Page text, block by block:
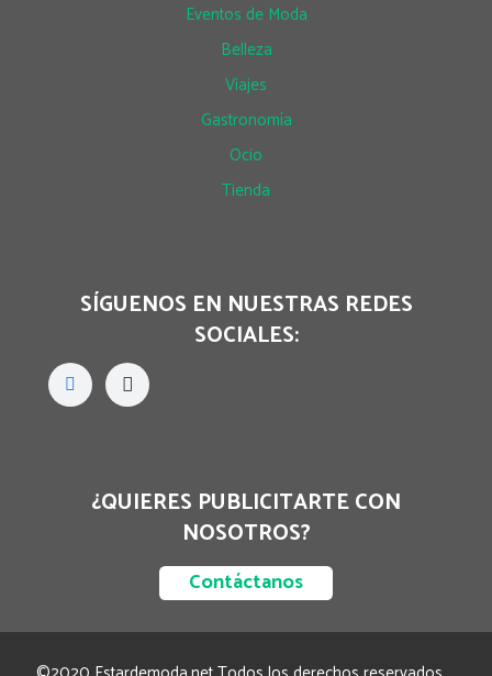
Eventos de Moda
Belleza
Viajes
Gastronomía
Ocio
Tienda
SÍGUENOS EN NUESTRAS REDES
SOCIALES:
¿QUIERES PUBLICITARTE CON
NOSOTROS?
Contáctanos